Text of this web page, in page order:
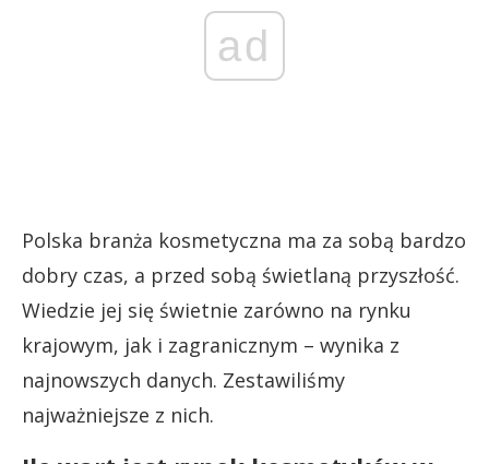
ad
Polska branża kosmetyczna ma za sobą bardzo
dobry czas, a przed sobą świetlaną przyszłość.
Wiedzie jej się świetnie zarówno na rynku
krajowym, jak i zagranicznym – wynika z
najnowszych danych. Zestawiliśmy
najważniejsze z nich.